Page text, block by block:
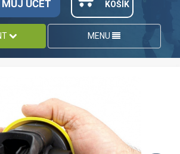
MŮJ ÚČET KOŠÍK
MENU